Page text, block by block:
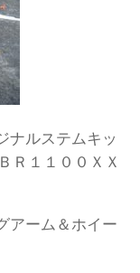
ナルステムキッ
Ｒ１１００ＸＸ
アーム＆ホイー